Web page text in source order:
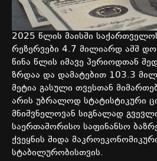
2025 წლის მაისში
რეზერვები 4.7 მილიარდ აშშ
წინა წლის იმავე პერიოდთან
ზრდაა და დამატებით 103.3
მეტია გასული თვესთან
არის უბრალოდ სტატისტიკური
მნიშვნელოვან სიგნალად
საერთაშორისო საფინანსო
ქვეყნის შიდა
სტაბილურობისთვის.